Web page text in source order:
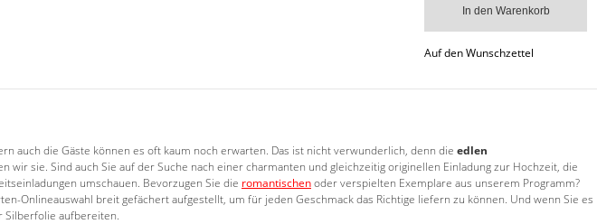
In den Warenkorb
Auf den Wunschzettel
auch die Gäste können es oft kaum noch erwarten. Das ist nicht verwunderlich, denn die edlen
sie. Sind auch Sie auf der Suche nach einer charmanten und gleichzeitig originellen Einladung zur Hochzeit, die
umschauen. Bevorzugen Sie die romantischenoder verspielten Exemplare aus unserem Programm?
Onlineauswahl breit gefächert aufgestellt, um für jeden Geschmack das Richtige liefern zu können. Und wenn Sie es
Silberfolie aufbereiten.